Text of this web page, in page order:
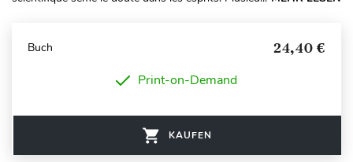
Buch 24,40 €
Print-on-Demand
KAUFEN